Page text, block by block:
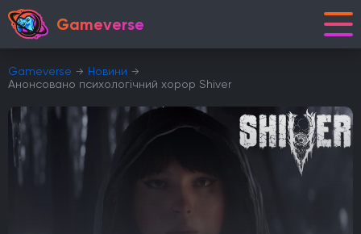
Gameverse
Gameverse
Новини
Анонсовано психологічний хорор Shiver